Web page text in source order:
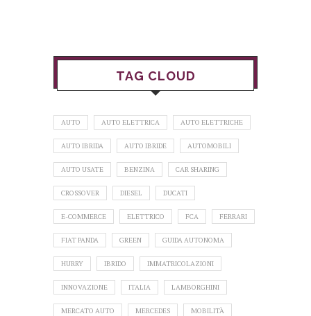
TAG CLOUD
AUTO AUTO ELETTRICA AUTO ELETTRICHE
AUTO IBRIDA AUTO IBRIDE AUTOMOBILI
AUTO USATE BENZINA CAR SHARING
CROSSOVER DIESEL DUCATI
E-COMMERCE ELETTRICO FCA FERRARI
FIAT PANDA GREEN GUIDA AUTONOMA
HURRY IBRIDO IMMATRICOLAZIONI
INNOVAZIONE ITALIA LAMBORGHINI
MERCATO AUTO MERCEDES MOBILITÀ